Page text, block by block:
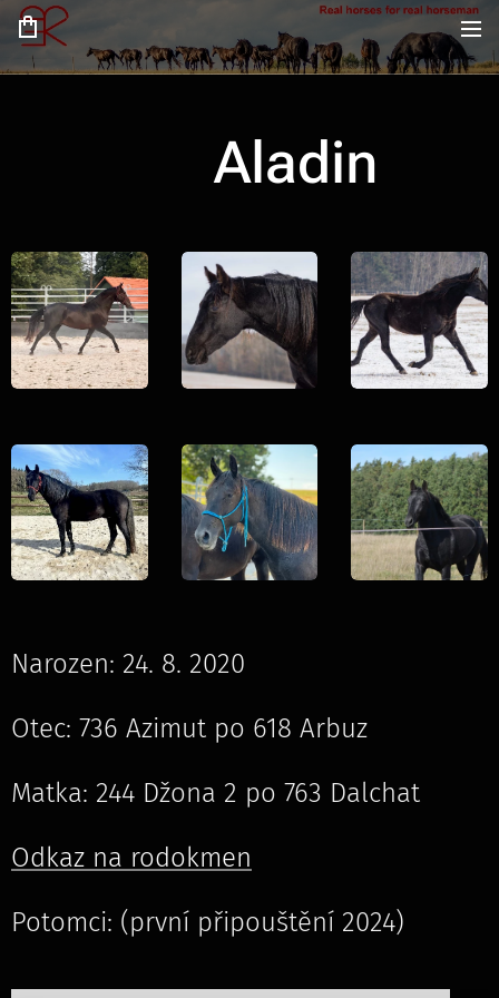
Aladin
Narozen: 24. 8. 2020
Otec: 736 Azimut po 618 Arbuz
Matka: 244 Džona 2 po 763 Dalchat
Odkaz na rodokmen
Potomci: (první připouštění 2024)